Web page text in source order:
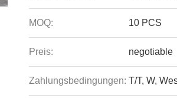
MOQ: 10 PCS
Preis: negotiable
Zahlungsbedingungen: T/T, W,